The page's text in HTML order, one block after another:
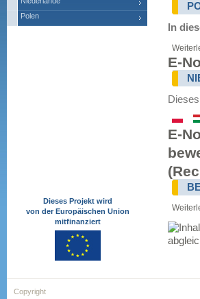
In
E-
E-
Polen
Dieses Projekt wird
von der Europäischen Union
mitfinanziert
Copyright